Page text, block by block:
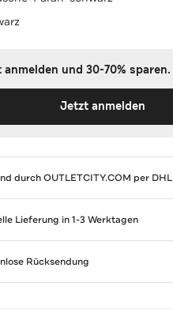
und 30-70% sparen.
Jetzt anmelden
durchOUTLETCITY.COM per DHL
Lieferung in 1-3 Werktagen
Rücksendung